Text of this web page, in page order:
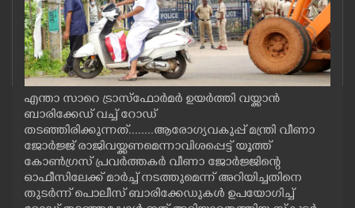
CINEMA
OPINION
PHOTOS
LIFESTYLE
എന്താ സാറെ ട്രാസ്ഫോർമർ ഉയർത്തി വയ്ക്കാൻ
ബാരിക്കേ‌‌‌ഡ് വച്ച് റോഡ്
തടഞ്ഞിരിക്കുന്നത്........ആരോഗ്യവകുപ്പ് മന്ത്രി വീണാ
ജോർജ്ജ് രാജിവയ്ക്കണമെന്നാവിശപ്പെട്ട് യൂത്ത്
കോൺഗ്രസ് പ്രവർത്തകർ വീണാ ജോർജ്ജിന്റെ
ഓഫീസിലേക്ക് മാർച്ച് നടത്തുമെന്ന് അറിയിച്ചതിനെ
തുടർന്ന് പൊലീസ് ബാരിക്കേഡുകൾ ഉപയോഗിച്ച്